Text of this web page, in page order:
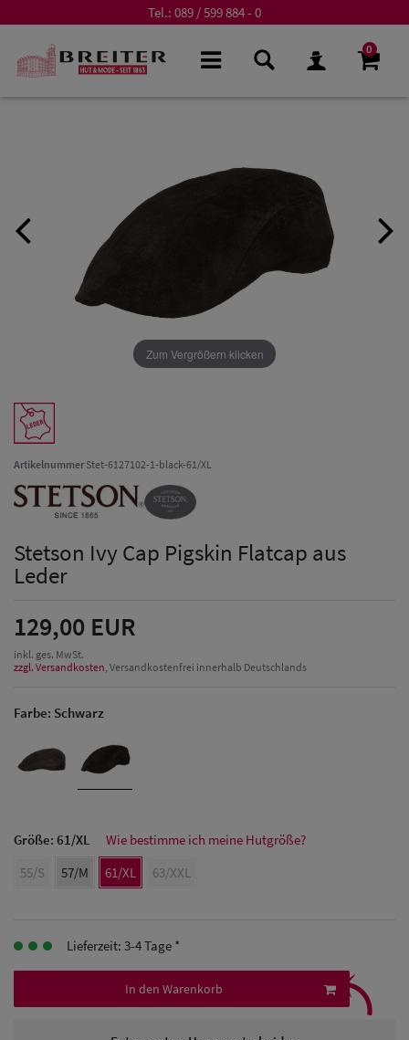
Tel.: 089 / 599 884 - 0
0
Herren
Baseball Cpas
Schutz Caps
Zum Vergrößern klicken
ArtikelnummerStet-6127102-1-black-61/XL
Stetson Ivy Cap Pigskin Flatcap aus
Leder
129,00 EUR
inkl. ges. MwSt.
zzgl. Versandkosten, Versandkostenfrei innerhalb Deutschlands
Farbe: Schwarz
Größe: 61/XL
Wie bestimme ich meine Hutgröße?
55/S
57/M 61/XL 63/XXL
Lieferzeit: 3-4 Tage *
In den Warenkorb ⤹